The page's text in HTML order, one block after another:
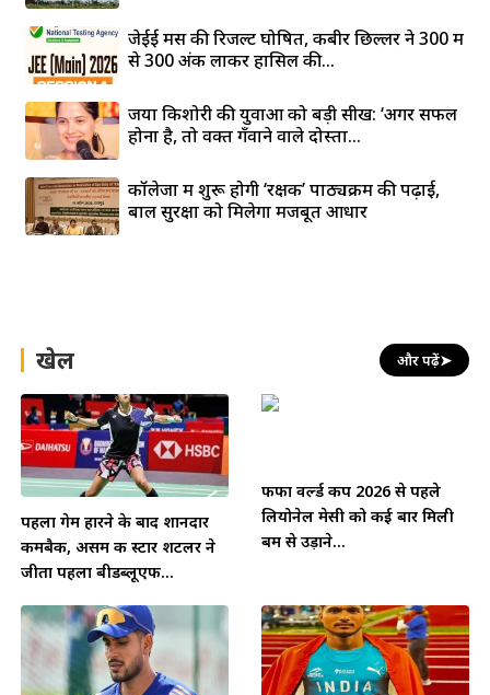
जेईई मेंस की रिजल्ट घोषित, कबीर छिल्लर ने 300 में
से 300 अंक लाकर हासिल की...
जया किशोरी की युवाओं को बड़ी सीख: ‘अगर सफल
होना है, तो वक्त गँवाने वाले दोस्तों...
कॉलेजों में शुरू होगी ‘रक्षक’ पाठ्यक्रम की पढ़ाई,
बाल सुरक्षा को मिलेगा मजबूत आधार
खेल और पढ़ें➤
पहला गेम हारने के बाद शानदार
कमबैक, असम की स्टार शटलर ने
जीता पहला बीडब्लूएफ...
फीफा वर्ल्ड कप 2026 से पहले
लियोनेल मेसी को कई बार मिली
बम से उड़ाने...